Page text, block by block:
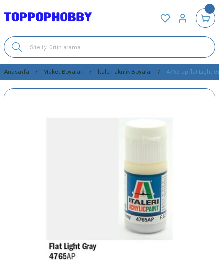
Anasayfa Maket Boyaları İtaleri akrilik Boyalar 4765 ap flat Light